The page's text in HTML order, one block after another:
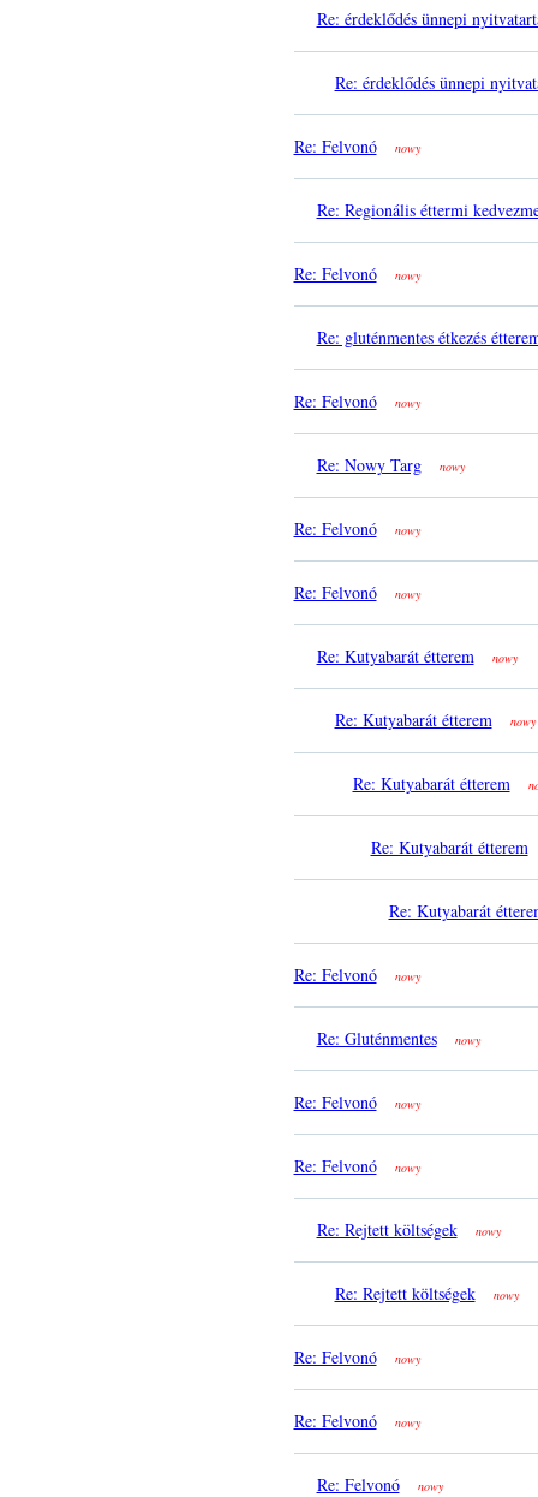
Re: érdeklődés ünnepi
Re: érdeklődés ünnepi
Re: Felvonó nowy
Re: Regionális éttermi
Re: Felvonó nowy
Re: gluténmentes étkezés
Re: Felvonó nowy
Re: Nowy Targ nowy
Re: Felvonó nowy
Re: Felvonó nowy
Re: Kutyabarát étterem nowy
Re: Kutyabarát étterem nowy
Re: Kutyabarát étterem
Re: Kutyabarát étterem
Re: Kutyabarát
Re: Felvonó nowy
Re: Gluténmentes nowy
Re: Felvonó nowy
Re: Felvonó nowy
Re: Rejtett költségek nowy
Re: Rejtett költségek nowy
Re: Felvonó nowy
Re: Felvonó nowy
Re: Felvonó nowy